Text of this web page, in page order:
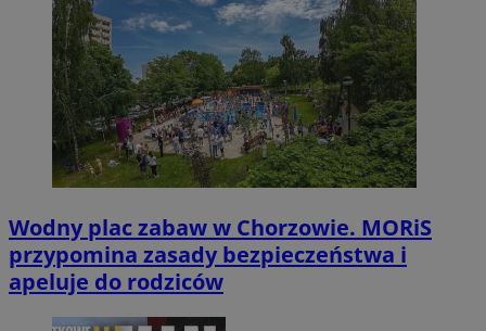
Wodny plac zabaw w Chorzowie. MORiS
przypomina zasady bezpieczeństwa i
apeluje do rodziców